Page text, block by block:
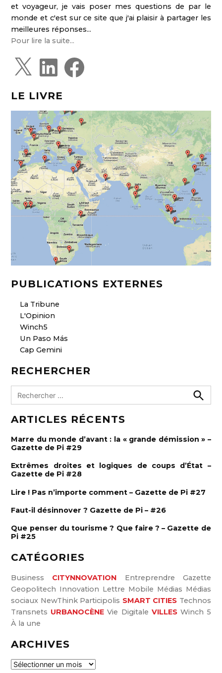
et voyageur, je vais poser mes questions de par le
monde et c'est sur ce site que j'ai plaisir à partager les
meilleures réponses...
Pour lire la suite...
X
L
k
d
I
a
c
LE LIVRE
PUBLICATIONS EXTERNES
La Tribune
L'Opinion
Winch5
Un Paso Más
Cap Gemini
RECHERCHER
e
h
e
r
h
r
R
r
c
r
ARTICLES RÉCENTS
Marre du monde d’avant : la « grande démission » –
Gazette de Pi #29
Extrêmes droites et logiques de coups d’État –
Gazette de Pi #28
Lire ! Pas n’importe comment – Gazette de Pi #27
Faut-il désinnover ? Gazette de Pi – #26
Que penser du tourisme ? Que faire ? – Gazette de
Pi #25
CATÉGORIES
Business CITYNNOVATION Entreprendre
Gazette
Geopolitech Innovation Lettre Mobile Médias Médias
sociaux NewThink Participolis SMART CITIES Technos
Transnets URBANOCÈNE Vie Digitale VILLES Winch 5
À la une
ARCHIVES
A